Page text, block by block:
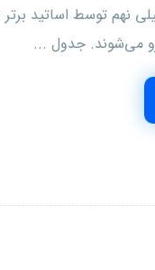
نهم توسط اساتید برتر
می‌شوند. جدول ...